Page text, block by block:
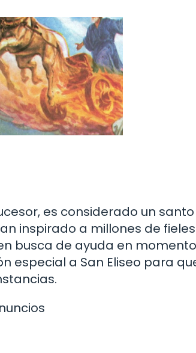
es considerado un
inspirado a millones de
busca de ayuda en
especial a San Eliseo para